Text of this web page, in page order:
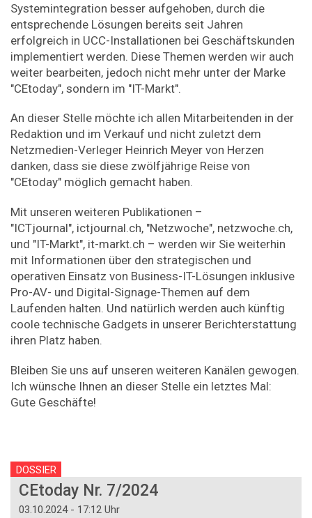
Systemintegration besser aufgehoben, durch die
entsprechende Lösungen bereits seit Jahren
erfolgreich in UCC-Installationen bei Geschäftskunden
implementiert werden. Diese Themen werden wir auch
weiter bearbeiten, jedoch nicht mehr unter der Marke
"CEtoday", sondern im "IT-Markt".
An dieser Stelle möchte ich allen Mitarbeitenden in der
Redaktion und im Verkauf und nicht zuletzt dem
Netzmedien-Verleger Heinrich Meyer von Herzen
danken, dass sie diese zwölfjährige Reise von
"CEtoday" möglich gemacht haben.
Mit unseren weiteren Publikationen –
"ICTjournal", ictjournal.ch, "Netzwoche", netzwoche.ch,
und "IT-Markt", ­it-markt.ch – werden wir Sie weiterhin
mit Informationen über den strategischen und
operativen Einsatz von Business-IT-­Lösungen inklusive
Pro-AV- und Digital-Signage-Themen auf dem
Laufenden halten. Und natürlich werden auch künftig
coole technische Gadgets in unserer Berichterstattung
ihren Platz haben.
Bleiben Sie uns auf unseren weiteren Kanälen gewogen.
Ich wünsche Ihnen an dieser Stelle ein letztes Mal:
Gute Geschäfte!
DOSSIER
CEtoday Nr. 7/2024
03.10.2024 - 17:12 Uhr